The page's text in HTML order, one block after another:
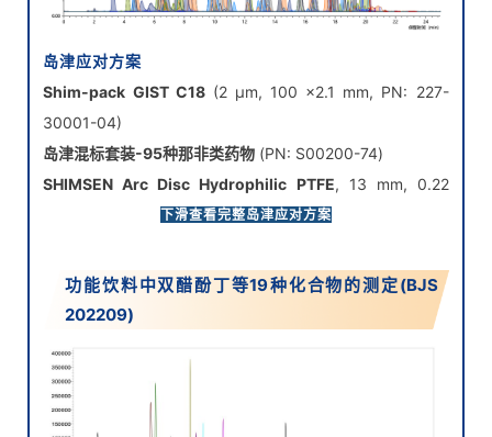
岛津应对方案
Shim-pack GIST C18(2 μm, 100 ×2.1 mm, PN: 227-
30001-04)
岛津混标套装-95种那非类药物 (PN: S00200-74)
SHIMSEN Arc Disc Hydrophilic PTFE, 13 mm, 0.22
µm(PN: 380-00341-05)下滑查看完整岛津应对方案
功能饮料中双醋酚丁等19种化合物的测定(BJS
202209)